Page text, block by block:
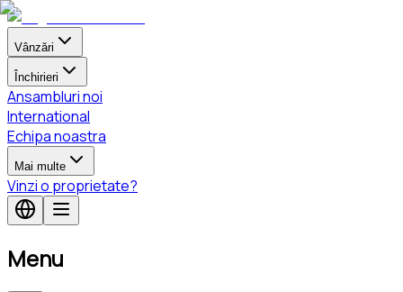
Vânzări
Închirieri
Ansambluri noi
International
Echipa noastra
Mai multe
Vinzi o proprietate?
Menu